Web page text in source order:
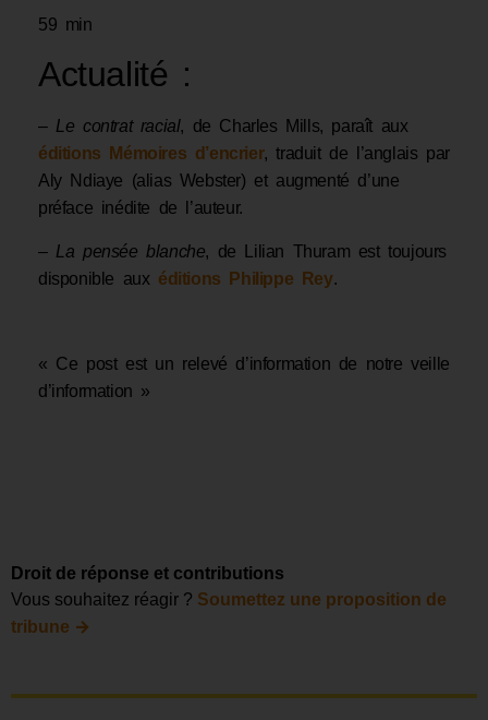
59 min
Actualité :
– Le contrat racial, de Charles Mills, paraît aux
éditions Mémoires d’encrier, traduit de l’anglais par
Aly Ndiaye (alias Webster) et augmenté d’une
préface inédite de l’auteur.
– La pensée blanche, de Lilian Thuram est toujours
disponible aux éditions Philippe Rey.
« Ce post est un relevé d’information de notre veille
d’information »
Droit de réponse et contributions
Vous souhaitez réagir ? Soumettez une proposition de
tribune →